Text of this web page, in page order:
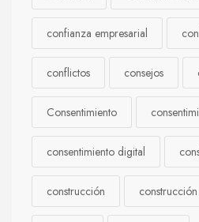
confianza empresarial
conflictos consejos
Consentimiento
consentimiento digital
construcción